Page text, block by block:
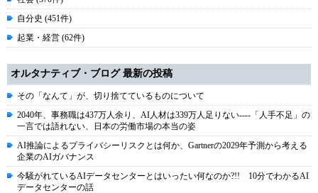
自分史 (451件)
起業・経営 (62件)
オルタナティブ・ブログ 最新の投稿
その「なんて」が、切り捨てているものについて
2040年、事務職は437万人余り、AI人材は339万人足りない----「人手不足」の
一言では語れない、日本の労働市場の本当の姿
AI推論によるプライバシーリスクとは何か、Gartnerの2029年予測から考える
企業のAIガバナンス
今騒がれているAIデータセンターとはいったい何なのか?!! 10分でわかるAI
データセンターの話